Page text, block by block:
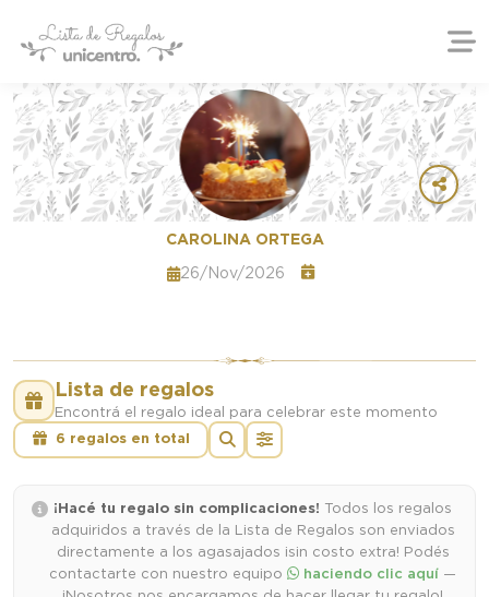
CAROLINA ORTEGA
26/Nov/2026
Lista de regalos
Encontrá el regalo ideal para celebrar este momento
6 regalos en total
¡Hacé tu regalo sin complicaciones! Todos los regalos
adquiridos a través de la Lista de Regalos son enviados
directamente a los agasajados ¡sin costo extra! Podés
contactarte con nuestro equipo
haciendo clic aquí —